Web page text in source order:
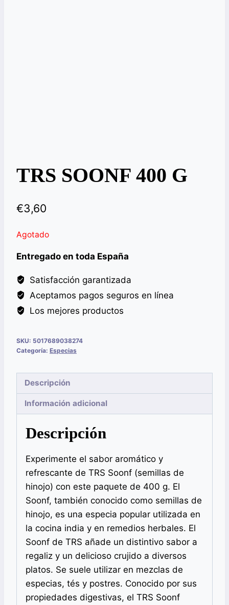
TRS SOONF 400 G
€3,60
Agotado
Entregado en toda España
Satisfacción garantizada
Aceptamos pagos seguros en línea
Los mejores productos
SKU: 5017689038274
Categoría: Especias
Descripción
Información adicional
Descripción
Experimente el sabor aromático y
refrescante de TRS Soonf (semillas de
hinojo) con este paquete de 400 g. El
Soonf, también conocido como semillas de
hinojo, es una especia popular utilizada en
la cocina india y en remedios herbales. El
Soonf de TRS añade un distintivo sabor a
regaliz y un delicioso crujido a diversos
platos. Se suele utilizar en mezclas de
especias, tés y postres. Conocido por sus
propiedades digestivas, el TRS Soonf